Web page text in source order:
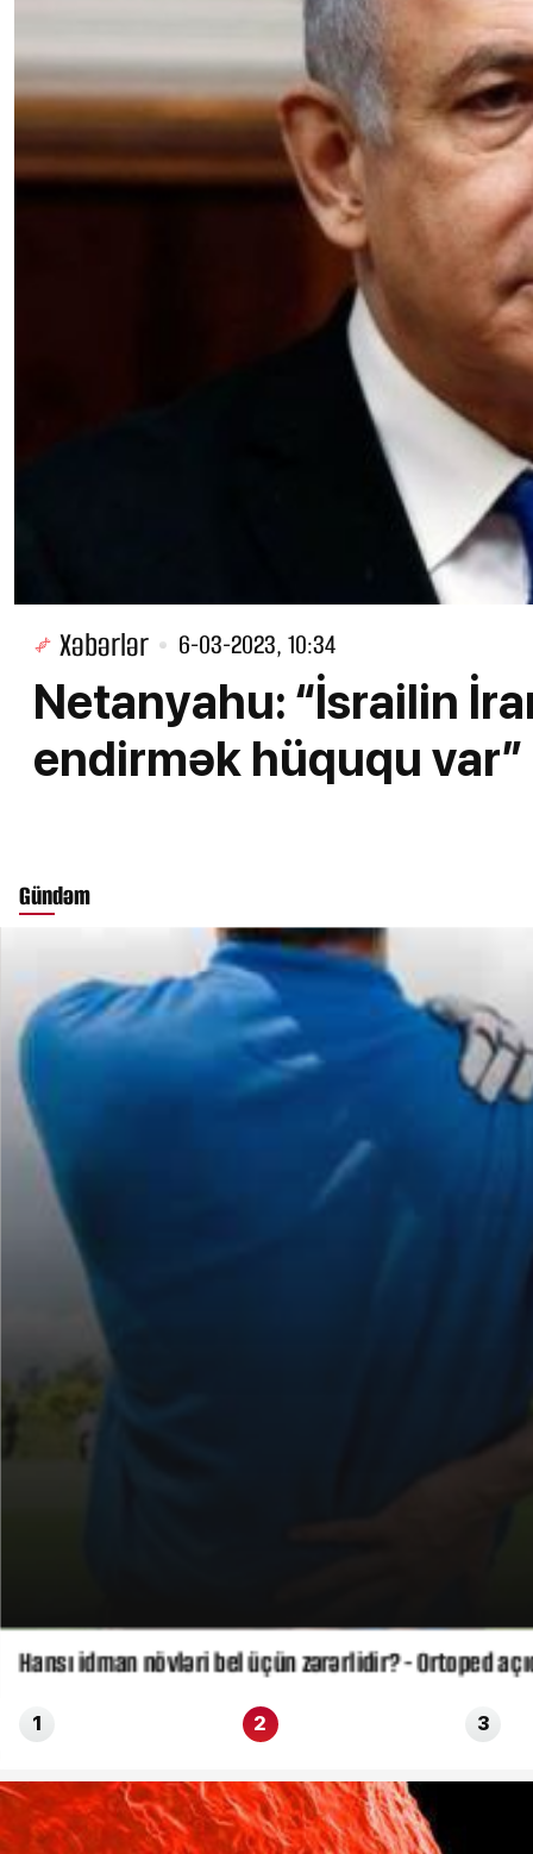
Xəbərlər 6-03-2023, 10:34
Netanyahu: “İsrailin
endirmək hüququ var”
Gündəm
Hansı idman növləri bel üçün zərərlidir? - Ortoped
1 2 3